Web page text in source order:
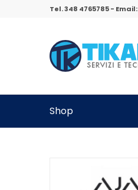
Tel.348 4765785- Email:
Shop